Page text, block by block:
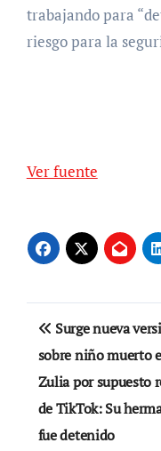
trabajando para
riesgo para la
Ver fuente
de
entradas
Surge nueva
sobre niño muerto
Zulia por supuesto
de TikTok: Su
fue detenido